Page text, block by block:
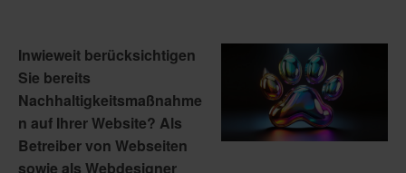
Inwieweit berücksichtigen
Sie bereits
Nachhaltigkeitsmaßnahme
n auf Ihrer Website? Als
Betreiber von Webseiten
sowie als Webdesigner